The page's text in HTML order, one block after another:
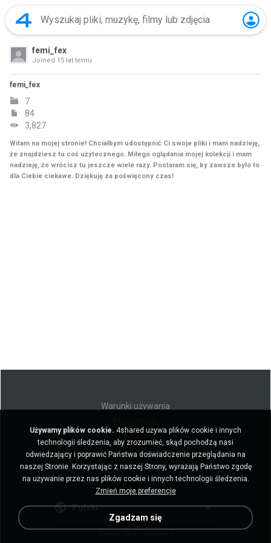
femi_fex
Joined 15 lat temu
femi_fex
7
84
3,827
Witam na mojej stronie! Chciałbym udostępnić Ci swoje pliki i mam nadzieję,
że znajdziesz tu coś użytecznego. Miłego oglądania mojej kolekcji i mam
nadzieję, że wrócisz tu jeszcze wiele razy. Postaram się, by zawsze było to
dla Ciebie ciekawe. Dziękuję za poświęcony czas!
Warunki używania
Nie sprzedawaj moich danych osobowych
Nie udostępniaj moich danych osobowych
Polski
Używamy plików cookie. 4shared używa plików cookie i innych
technologii śledzenia, aby zrozumieć, skąd pochodzą nasi
odwiedzający i poprawić Państwa doświadczenie przeglądania na
naszej Stronie. Korzystając z naszej Strony, wyrażają Państwo zgodę
na używanie przez nas plików cookie i innych technologii śledzenia.
Zmień moje preferencje
Zgadzam się